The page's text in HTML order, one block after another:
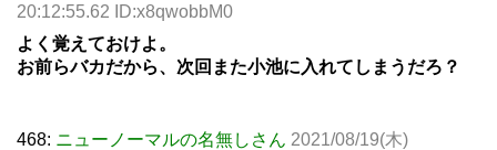
20:12:55.62 ID:x8qwobbM0
よく覚えておけよ。
お前らバカだから、次回また小池に入れてしまうだろ？
468: ニューノーマルの名無しさん 2021/08/19(木)